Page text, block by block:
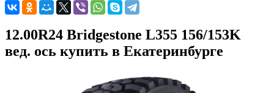
12.00R24 Bridgestone L355 156/153K
вед. ось купить в Екатеринбурге